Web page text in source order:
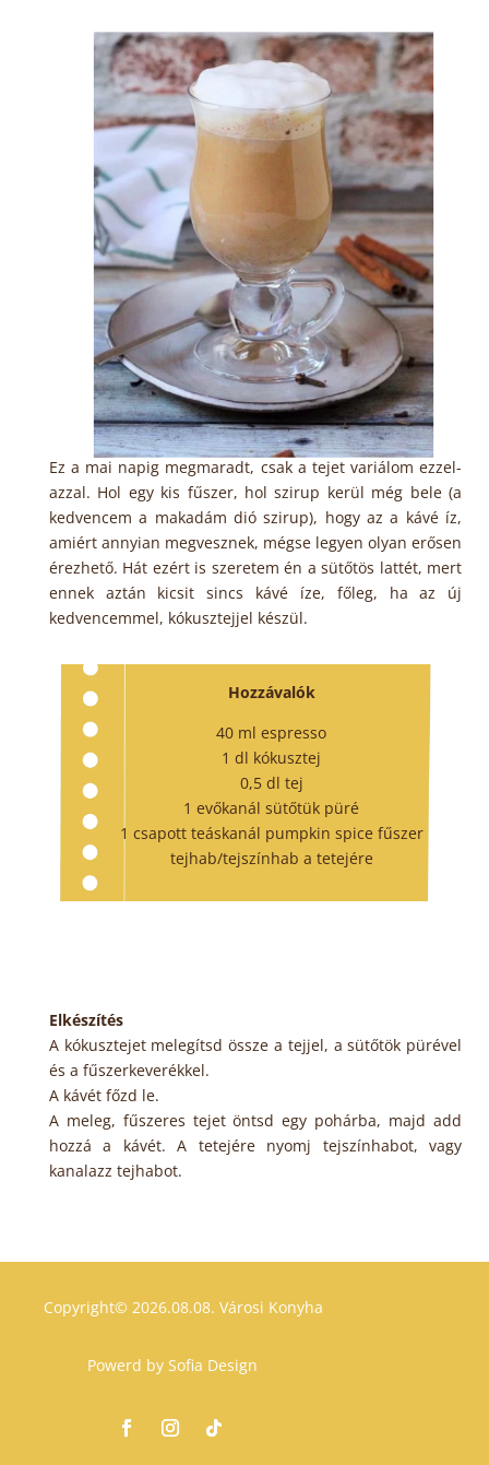
Ez a mai napig megmaradt, csak a tejet variálom ezzel-
azzal. Hol egy kis fűszer, hol szirup kerül még bele (a
kedvencem a makadám dió szirup), hogy az a kávé íz,
amiért annyian megvesznek, mégse legyen olyan erősen
érezhető. Hát ezért is szeretem én a sütőtös lattét, mert
ennek aztán kicsit sincs kávé íze, főleg, ha az új
kedvencemmel, kókusztejjel készül.
Hozzávalók
40 ml espresso
1 dl kókusztej
0,5 dl tej
1 evőkanál sütőtük püré
1 csapott teáskanál pumpkin spice fűszer
tejhab/tejszínhab a tetejére
Elkészítés
A kókusztejet melegítsd össze a tejjel, a sütőtök pürével
és a fűszerkeverékkel.
A kávét főzd le.
A meleg, fűszeres tejet öntsd egy pohárba, majd add
hozzá a kávét. A tetejére nyomj tejszínhabot, vagy
kanalazz tejhabot.
Copyright© 2026.08.08. Városi Konyha
Powerd by Sofia Design